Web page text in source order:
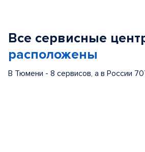
Все сервисные
расположены
В Тюмени - 8 сервисов, а в России